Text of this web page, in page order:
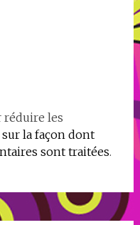
réduire les
la façon dont
sont traitées.